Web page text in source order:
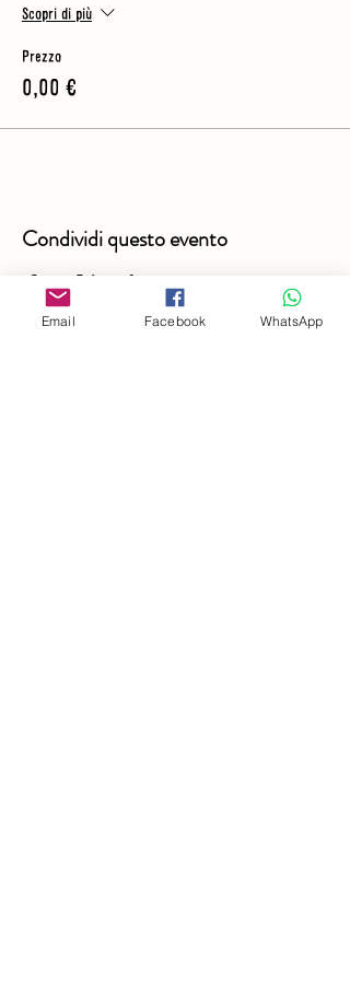
Scopri di più
Prezzo
0,00 €
Condividi questo evento
Email Facebook WhatsApp